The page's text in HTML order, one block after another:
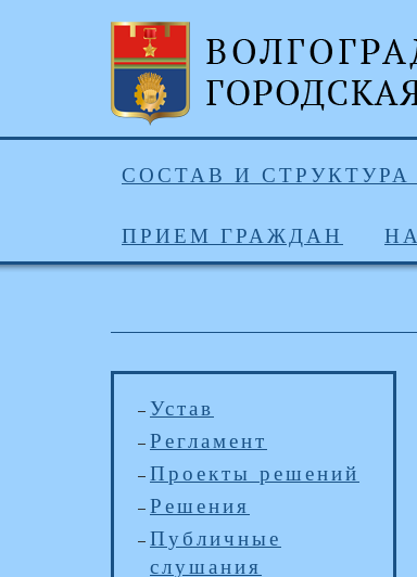
СОСТАВ И
ПРИЕМ ГРАЖДАН
Устав
Регламент
Проекты решений
Решения
Публичные
слушания